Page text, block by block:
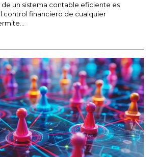
un sistema contable eficiente es
control financiero de cualquier